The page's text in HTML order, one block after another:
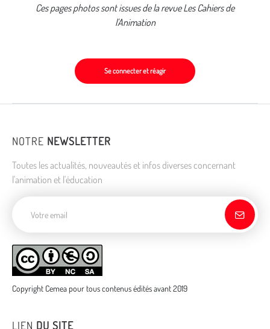
Ces pages photos sont issues de la revue Les Cahiers de
l'Animation
Se connecter et réagir
NOTRE NEWSLETTER
Toutes les actualités, nouveautés et infos diverses concernant
l'animation et l'éducation
Copyright Cemea pour tous contenus édités avant 2019
LIEN DU SITE